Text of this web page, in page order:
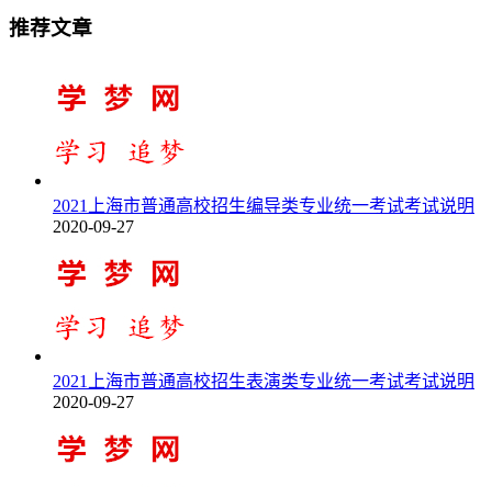
推荐文章
2021上海市普通高校招生编导类专业统一考试考试说明
2020-09-27
2021上海市普通高校招生表演类专业统一考试考试说明
2020-09-27